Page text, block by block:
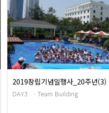
2019창립기념일행사_20주년(3)
DAY3 - Team Building